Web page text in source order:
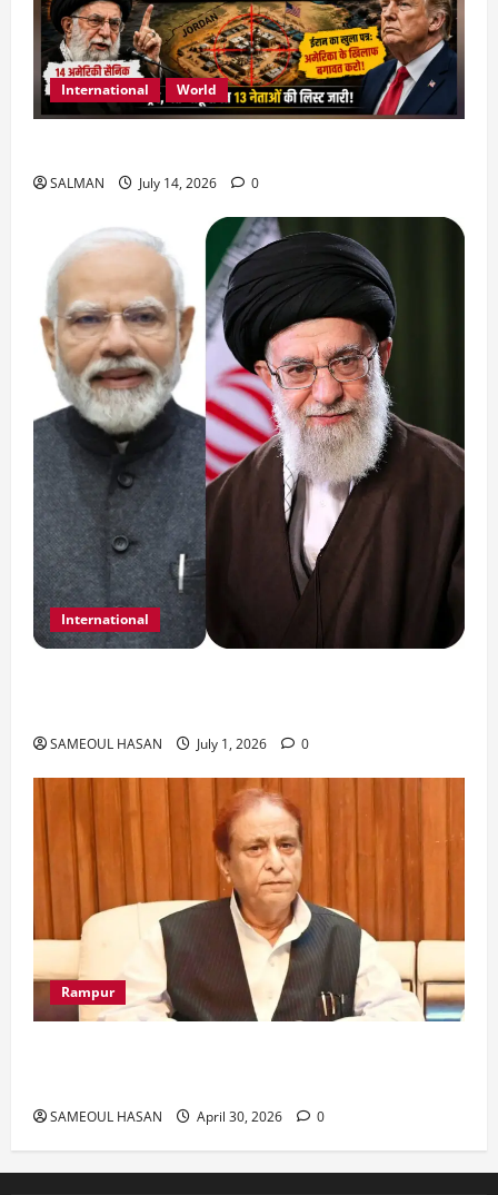
International World
SALMAN July 14, 2026 0
International
SAMEOUL HASAN July 1, 2026 0
Rampur
SAMEOUL HASAN April 30, 2026 0